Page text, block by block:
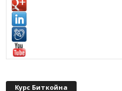
Курс Биткойна